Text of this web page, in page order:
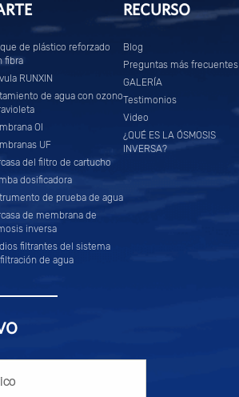
de plástico reforzado
fibra
RUNXIN
de agua con ozono
OI
UF
del filtro de cartucho
dosificadora
de prueba de agua
de membrana de
inversa
filtrantes del sistema
de agua
RECURSO
Blog
Preguntas más frecuentes
GALERÍA
Testimonios
Video
¿QUÉ ES LA ÓSMOSIS
INVERSA?